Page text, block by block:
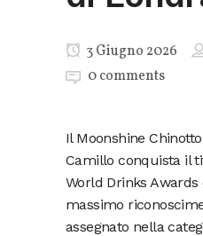
3 Giugno 2026
0 comments
Il Moonshine
Camillo conquista il
World Drinks Awards
massimo
assegnato nella